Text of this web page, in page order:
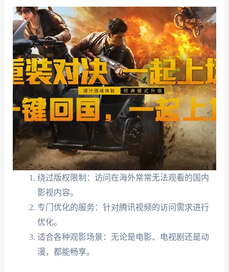
绕过版权限制：访问在海外常常无法观看的国内
影视内容。
专门优化的服务：针对腾讯视频的访问需求进行
优化。
适合各种观影场景：无论是电影、电视剧还是动
漫，都能畅享。